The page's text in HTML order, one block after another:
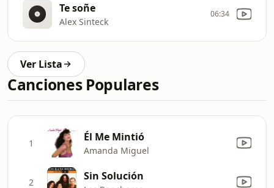
Te soñe
Alex Sinteck
06:34
Ver Lista
Canciones Populares
1 Él Me Mintió
Amanda Miguel
2 Sin Solución